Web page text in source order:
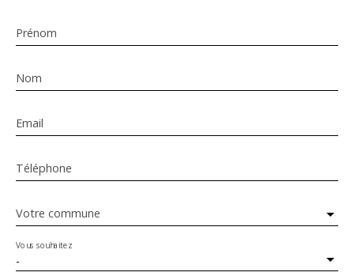
Prénom
Nom
Email
Téléphone
Votre commune
-
Vous souhaitez